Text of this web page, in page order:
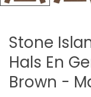
Stone
Hals En
Brown -